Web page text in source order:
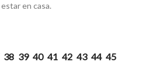
en casa.
38 39 40 41 42 43 44 45